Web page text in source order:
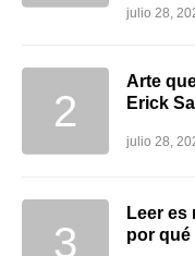
julio 28,
Arte
Erick
julio 28,
Leer
por